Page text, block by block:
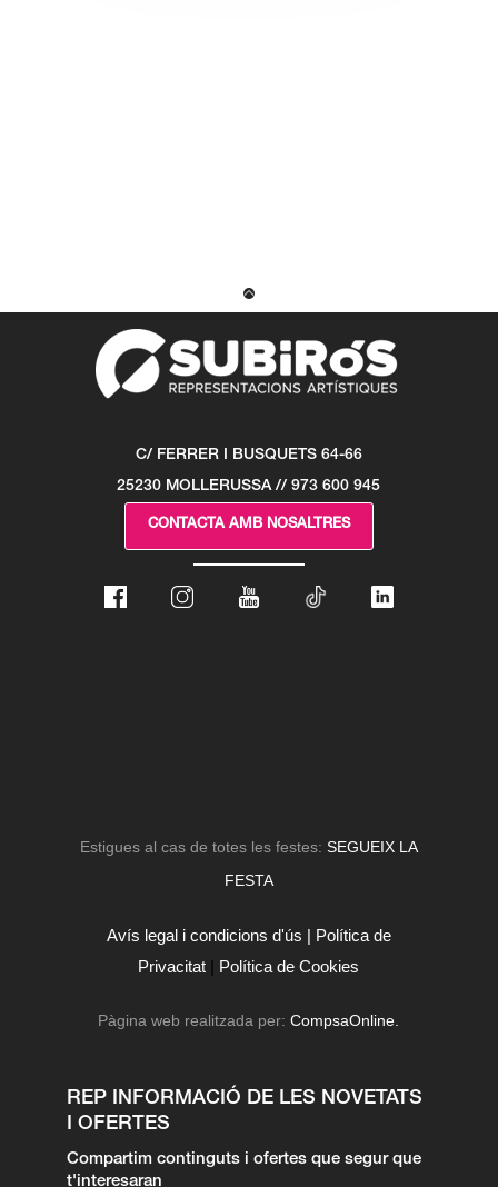
C/ FERRER I BUSQUETS 64-66
25230 MOLLERUSSA // 973 600 945
CONTACTA AMB NOSALTRES
Estigues al cas de totes les festes: SEGUEIX LA
FESTA
Avís legal i condicions d'ús | Política de
Privacitat | Política de Cookies
Pàgina web realitzada per:CompsaOnline.
REP INFORMACIÓ DE LES NOVETATS
I OFERTES
Compartim continguts i ofertes que segur que
t'interesaran